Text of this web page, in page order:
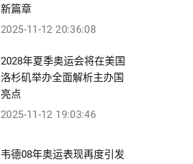
新篇章
2025-11-12 20:36:08
2028年夏季奥运会将在美国
洛杉矶举办全面解析主办国
亮点
2025-11-12 19:03:46
韦德08年奥运表现再度引发